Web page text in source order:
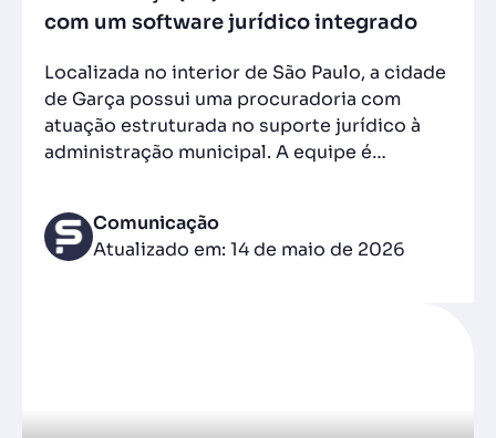
com um software jurídico integrado
Localizada no interior de São Paulo, a cidade
de Garça possui uma procuradoria com
atuação estruturada no suporte jurídico à
administração municipal. A equipe é…
Comunicação
Atualizado em: 14 de maio de 2026